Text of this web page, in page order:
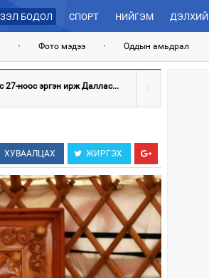
БОДОЛ СПОРТ НИЙГЭМ ДЭЛХИЙ
• Фото мэдээ • Оддын амьдрал
27-ноос эргэн ирж Даллас...
ХУВААЛЦАХ ЖИРГЭХ